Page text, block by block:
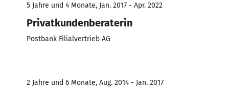
5 Jahre und 4 Monate, Jan. 2017 - Apr. 2022
Privatkundenberaterin
Postbank Filialvertrieb AG
2 Jahre und 6 Monate, Aug. 2014 - Jan. 2017